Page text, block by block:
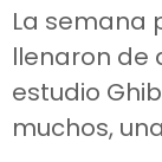
La semana
llenaron de
estudio
muchos,